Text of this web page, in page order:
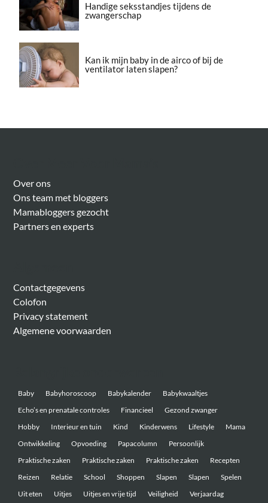
Handige seksstandjes tijdens de
zwangerschap
Kan ik mijn baby in de airco of bij de
ventilator laten slapen?
Over ons
Ons team met bloggers
Mamabloggers gezocht
Partners en experts
Contactgegevens
Colofon
Privacy statement
Algemene voorwaarden
Baby Babyhoroscoop Babykalender
Babykwaaltjes
Echo’s en prenatale controles
Financieel
Gezond zwanger
Hobby
Interieur en tuin Kind Kinderwens Lifestyle
Mama
Ontwikkeling
Opvoeding Papacolumn
Persoonlijk
Praktische zaken
Praktische zaken Praktische zaken
Recepten
Reizen
Relatie School Shoppen Slapen Slapen
Spelen
Uit eten
Uitjes Uitjes en vrije tijd Veiligheid Verjaardag